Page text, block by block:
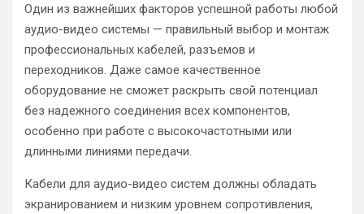
Один из важнейших факторов успешной работы любой
аудио-видео системы — правильный выбор и монтаж
профессиональных кабелей, разъемов и
переходников. Даже самое качественное
оборудование не сможет раскрыть свой потенциал
без надежного соединения всех компонентов,
особенно при работе с высокочастотными или
длинными линиями передачи.
Кабели для аудио-видео систем должны обладать
экранированием и низким уровнем сопротивления,